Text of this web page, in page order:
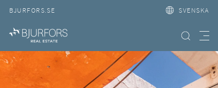
BJURFORS.SE SVENSKA
Hitta bostad